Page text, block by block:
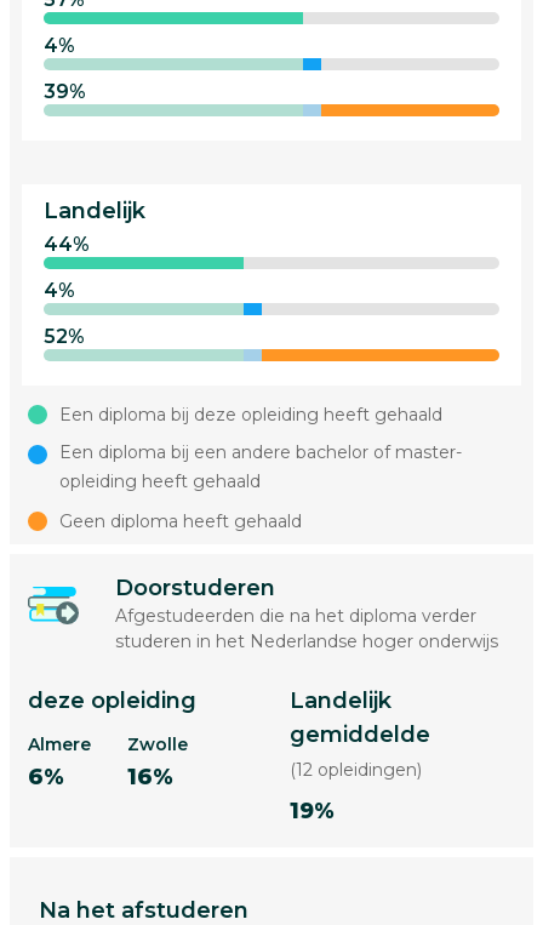
4%
39%
Landelijk
44%
4%
52%
Een diploma bij deze opleiding heeft gehaald
Een diploma bij een andere bachelor of master-
opleiding heeft gehaald
Geen diploma heeft gehaald
Doorstuderen
Afgestudeerden die na het diploma verder
studeren in het Nederlandse hoger onderwijs
deze opleiding
Almere
6%
Zwolle
16%
Landelijk
gemiddelde
(12 opleidingen)
19%
Na het afstuderen